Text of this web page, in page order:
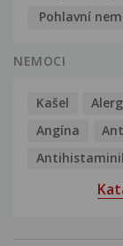
Pohlavní
NEMOCI
Kašel
Angína